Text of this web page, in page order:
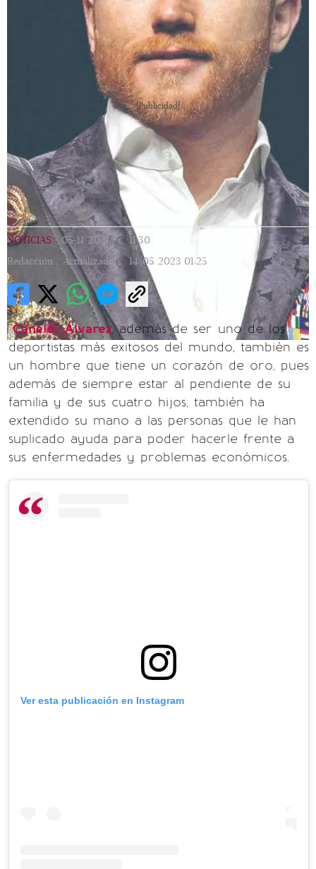
[Publicidad]
NOTICIAS | 05/11/2021 | 11:30
Redacción |
Actualizada 14/05/2023 01:25
"Canelo"Álvarez, además de ser uno de los
deportistas más exitosos del mundo, también es
un hombre que tiene un corazón de oro, pues
además de siempre estar al pendiente de su
familia y de sus cuatro hijos, también ha
extendido su mano a las personas que le han
suplicado ayuda para poder hacerle frente a
sus enfermedades y problemas económicos.
Ver esta publicación en Instagram